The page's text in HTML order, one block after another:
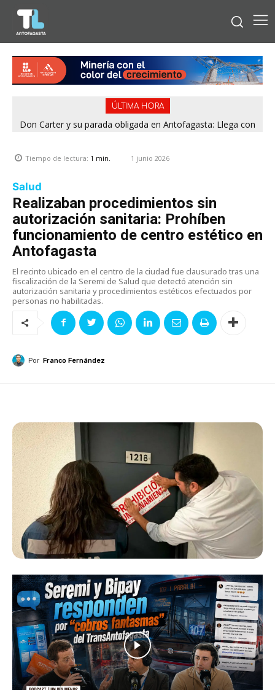
ÚLTIMA HORA
Don Carter y su parada obligada en Antofagasta: Llega con
Tiempo de lectura: 1 min. 1 junio 2026
Salud
Realizaban procedimientos sin
autorización sanitaria: Prohíben
funcionamiento de centro estético en
Antofagasta
El recinto ubicado en el centro de la ciudad fue clausurado tras una
fiscalización de la Seremi de Salud que detectó atención sin
autorización sanitaria y procedimientos estéticos efectuados por
personas no habilitadas.
Por Franco Fernández